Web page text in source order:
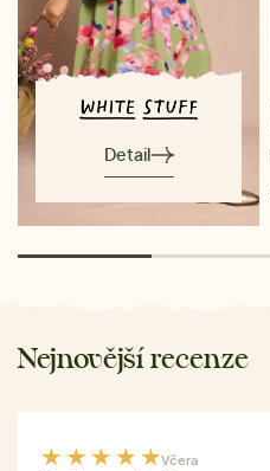
Detail
Nejnovější recenze
Včera